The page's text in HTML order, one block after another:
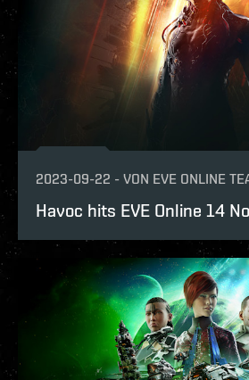
2023-09-22 - VON EVE ONLINE
Havoc hits EVE Online 14